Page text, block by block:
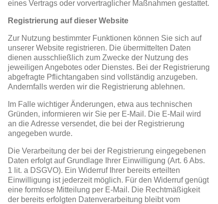
eines Vertrags oder vorvertraglicher Maßnahmen gestattet.
Registrierung auf dieser Website
Zur Nutzung bestimmter Funktionen können Sie sich auf
unserer Website registrieren. Die übermittelten Daten
dienen ausschließlich zum Zwecke der Nutzung des
jeweiligen Angebotes oder Dienstes. Bei der Registrierung
abgefragte Pflichtangaben sind vollständig anzugeben.
Andernfalls werden wir die Registrierung ablehnen.
Im Falle wichtiger Änderungen, etwa aus technischen
Gründen, informieren wir Sie per E-Mail. Die E-Mail wird
an die Adresse versendet, die bei der Registrierung
angegeben wurde.
Die Verarbeitung der bei der Registrierung eingegebenen
Daten erfolgt auf Grundlage Ihrer Einwilligung (Art. 6 Abs.
1 lit. a DSGVO). Ein Widerruf Ihrer bereits erteilten
Einwilligung ist jederzeit möglich. Für den Widerruf genügt
eine formlose Mitteilung per E-Mail. Die Rechtmäßigkeit
der bereits erfolgten Datenverarbeitung bleibt vom